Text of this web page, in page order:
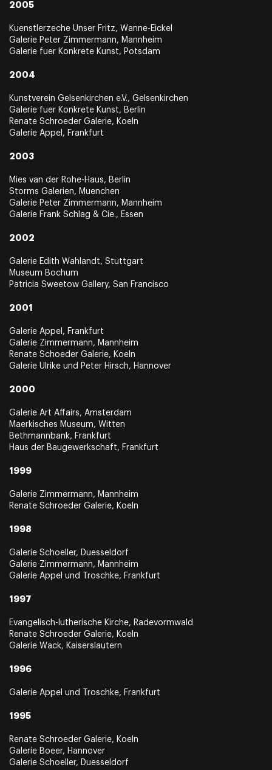
2005
Kuenstlerzeche Unser Fritz, Wanne-Eickel
Galerie Peter Zimmermann, Mannheim
Galerie fuer Konkrete Kunst, Potsdam
2004
Kunstverein Gelsenkirchen e.V., Gelsenkirchen
Galerie fuer Konkrete Kunst, Berlin
Renate Schroeder Galerie, Koeln
Galerie Appel, Frankfurt
2003
Mies van der Rohe-Haus, Berlin
Storms Galerien, Muenchen
Galerie Peter Zimmermann, Mannheim
Galerie Frank Schlag & Cie., Essen
2002
Galerie Edith Wahlandt, Stuttgart
Museum Bochum
Patricia Sweetow Gallery, San Francisco
2001
Galerie Appel, Frankfurt
Galerie Zimmermann, Mannheim
Renate Schoeder Galerie, Koeln
Galerie Ulrike und Peter Hirsch, Hannover
2000
Galerie Art Affairs, Amsterdam
Maerkisches Museum, Witten
Bethmannbank, Frankfurt
Haus der Baugewerkschaft, Frankfurt
1999
Galerie Zimmermann, Mannheim
Renate Schroeder Galerie, Koeln
1998
Galerie Schoeller, Duesseldorf
Galerie Zimmermann, Mannheim
Galerie Appel und Troschke, Frankfurt
1997
Evangelisch-lutherische Kirche, Radevormwald
Renate Schroeder Galerie, Koeln
Galerie Wack, Kaiserslautern
1996
Galerie Appel und Troschke, Frankfurt
1995
Renate Schroeder Galerie, Koeln
Galerie Boeer, Hannover
Galerie Schoeller, Duesseldorf